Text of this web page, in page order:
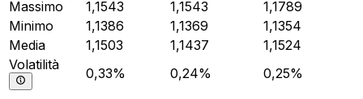
Massimo
1,1543 1,1543
1,1789
Minimo
1,1386 1,1369
1,1354
Media
1,1503 1,1437
1,1524
Volatilità
0,33% 0,24% 0,25%